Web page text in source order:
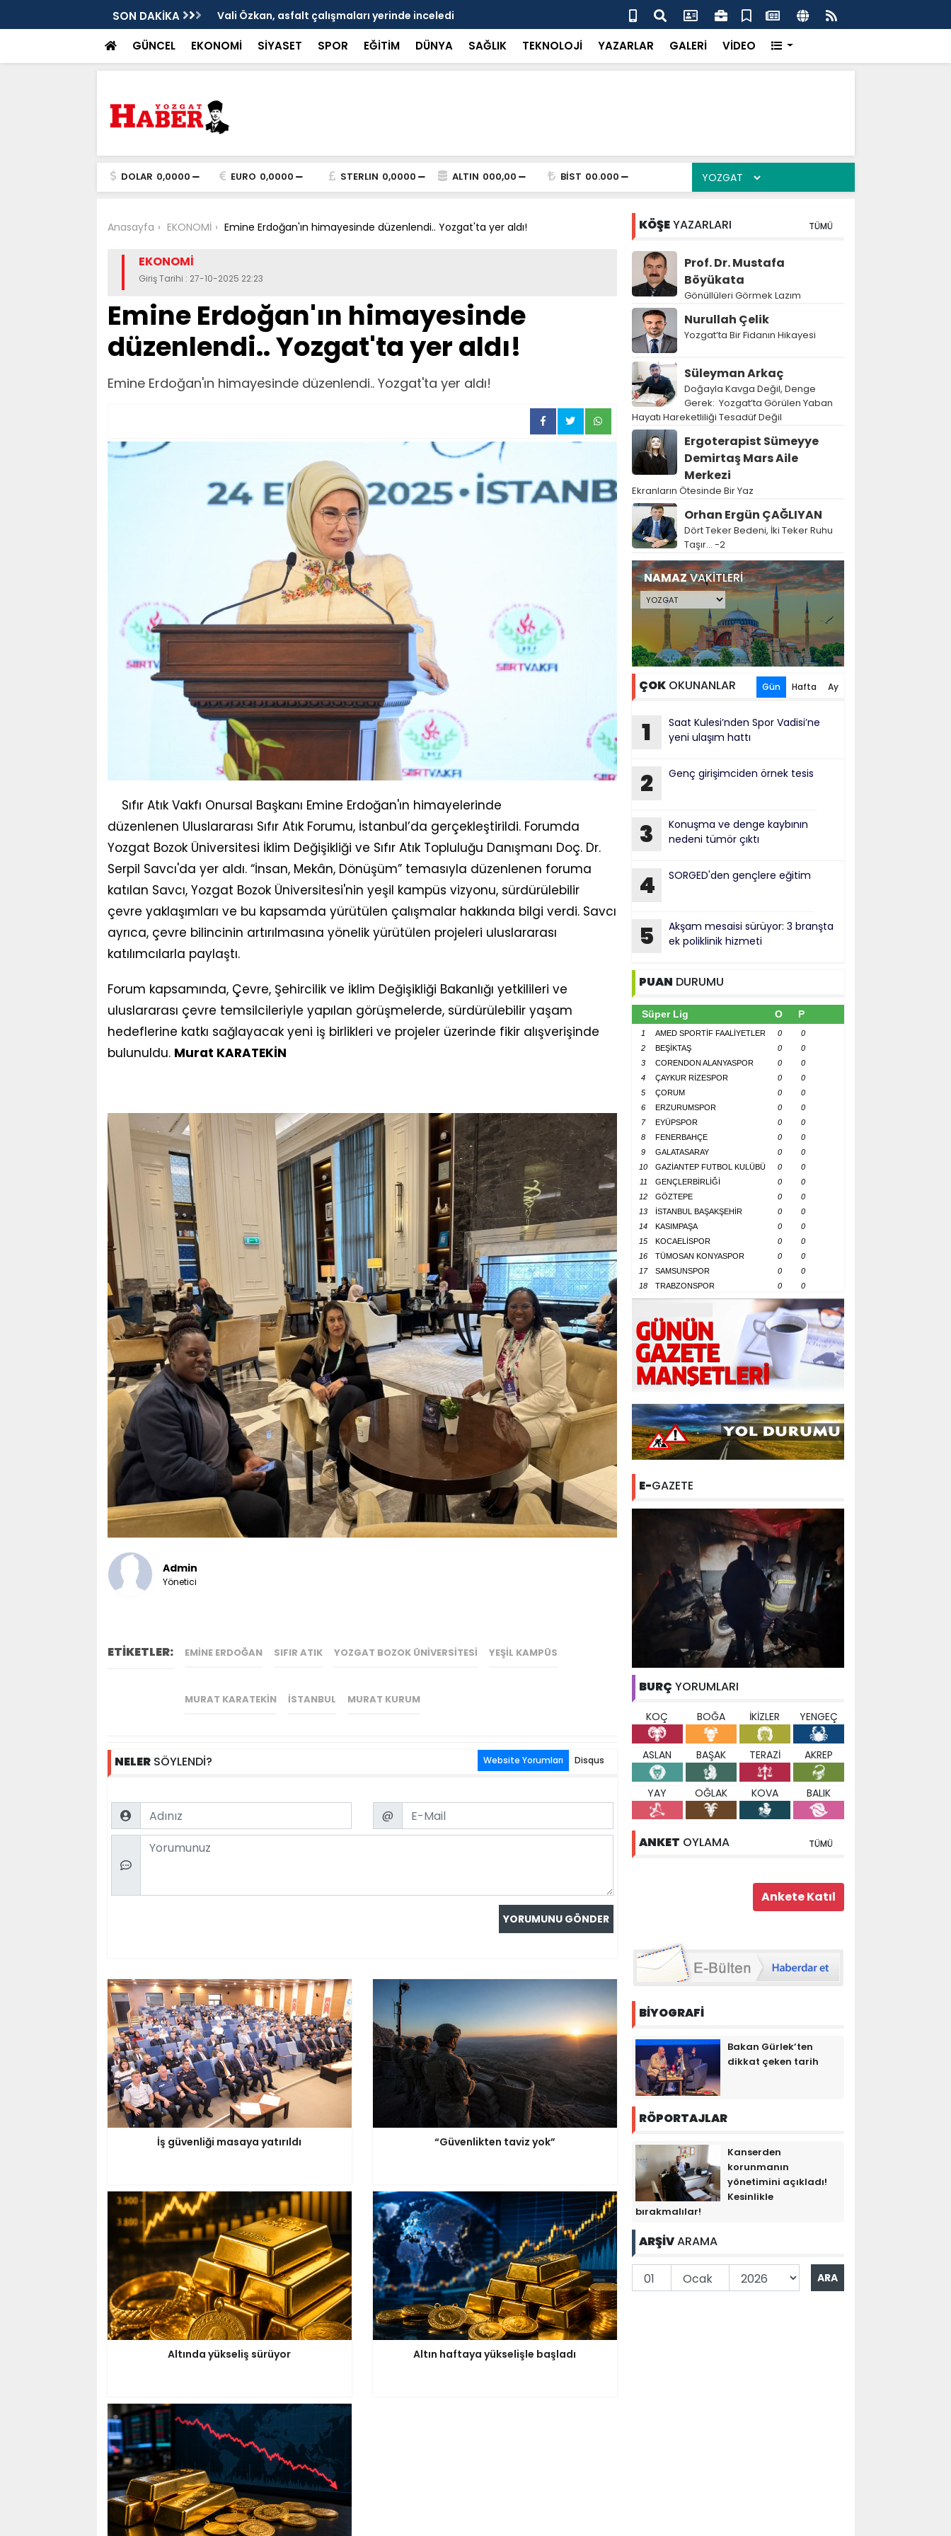
SON DAKİKA Vali Özkan, asfalt çalışmaları yerinde inceledi Bakan Gürlek’ten “Tek Çatı” mesajı
GÜNCEL EKONOMİ SİYASET SPOR EĞİTİM DÜNYA SAĞLIK TEKNOLOJİ YAZARLAR GALERİ VİDEO
DOLAR 0,0000 EURO 0,0000 STERLIN 0,0000 ALTIN 000,00 BİST 00.000
Anasayfa EKONOMİ Emine Erdoğan'ın himayesinde düzenlendi.. Yozgat'ta yer aldı!
EKONOMİ
Giriş Tarihi : 27-10-2025 22:23
Emine Erdoğan'ın himayesinde
düzenlendi.. Yozgat'ta yer aldı!
Emine Erdoğan'ın himayesinde düzenlendi.. Yozgat'ta yer aldı!
Sıfır Atık Vakfı Onursal Başkanı Emine Erdoğan'ın himayelerinde
düzenlenen Uluslararası Sıfır Atık Forumu, İstanbul’da gerçekleştirildi. Forumda
Yozgat Bozok Üniversitesi İklim Değişikliği ve Sıfır Atık Topluluğu Danışmanı Doç. Dr.
Serpil Savcı'da yer aldı. “İnsan, Mekân, Dönüşüm” temasıyla düzenlenen foruma
katılan Savcı, Yozgat Bozok Üniversitesi'nin yeşil kampüs vizyonu, sürdürülebilir
çevre yaklaşımları ve bu kapsamda yürütülen çalışmalar hakkında bilgi verdi. Savcı
ayrıca, çevre bilincinin artırılmasına yönelik yürütülen projeleri uluslararası
katılımcılarla paylaştı.
Forum kapsamında, Çevre, Şehircilik ve İklim Değişikliği Bakanlığı yetkilileri ve
uluslararası çevre temsilcileriyle yapılan görüşmelerde, sürdürülebilir yaşam
hedeflerine katkı sağlayacak yeni iş birlikleri ve projeler üzerinde fikir alışverişinde
bulunuldu. Murat KARATEKİN
Admin
Yönetici
ETİKETLER: EMINE ERDOĞAN SIFIR ATIK YOZGAT BOZOK ÜNIVERSITESI YEŞIL KAMPÜS
MURAT KARATEKIN İSTANBUL MURAT KURUM
NELERSÖYLENDİ? Website Yorumları Disqus
Name Email
@
Comment
İş güvenliği masaya yatırıldı “Güvenlikten taviz yok”
Altında yükseliş sürüyor Altın haftaya yükselişle başladı
KÖŞEYAZARLARI TÜMÜ
Prof. Dr. Mustafa
Böyükata
Gönüllüleri Görmek Lazım
Nurullah Çelik
Yozgat’ta Bir Fidanın Hikayesi
Süleyman Arkaç
Doğayla Kavga Değil, Denge
Gerek: Yozgat’ta Görülen Yaban
Hayatı Hareketliliği Tesadüf Değil
Ergoterapist Sümeyye
Demirtaş Mars Aile
Merkezi
Ekranların Ötesinde Bir Yaz
Orhan Ergün ÇAĞLIYAN
Dört Teker Bedeni, İki Teker Ruhu
Taşır… -2
NAMAZVAKİTLERİ
ÇOKOKUNANLAR Gün Hafta Ay
1
Saat Kulesi’nden Spor Vadisi’ne
yeni ulaşım hattı
2 Genç girişimciden örnek tesis
3
Konuşma ve denge kaybının
nedeni tümör çıktı
4 SORGED'den gençlere eğitim
5
Akşam mesaisi sürüyor: 3 branşta
ek poliklinik hizmeti
PUAN DURUMU
Süper Lig O P
1 AMED SPORTİF FAALİYETLER 0
0
2
BEŞİKTAŞ 0
0
3
CORENDON ALANYASPOR 0
0
4
ÇAYKUR RİZESPOR 0
0
5
ÇORUM 0
0
6
ERZURUMSPOR 0
0
7
EYÜPSPOR 0
0
8
FENERBAHÇE 0
0
9
GALATASARAY 0
0
10
GAZİANTEP FUTBOL KULÜBÜ 0
0
11
GENÇLERBİRLİĞİ 0
0
12
GÖZTEPE 0
0
13
İSTANBUL BAŞAKŞEHİR 0
0
14
KASIMPAŞA 0
0
15
KOCAELİSPOR 0
0
16
TÜMOSAN KONYASPOR 0
0
17
SAMSUNSPOR 0
0
18
TRABZONSPOR 0 0
E-GAZETE
BURÇ YORUMLARI
KOÇ BOĞA İKİZLER YENGEÇ
ASLAN BAŞAK TERAZİ AKREP
YAY OĞLAK KOVA BALIK
ANKET OYLAMA TÜMÜ
BİYOGRAFİ
Bakan Gürlek’ten
dikkat çeken tarih
RÖPORTAJLAR
Kanserden
korunmanın
yönetimini açıkladı!
Kesinlikle
bırakmalılar!
ARŞİVARAMA